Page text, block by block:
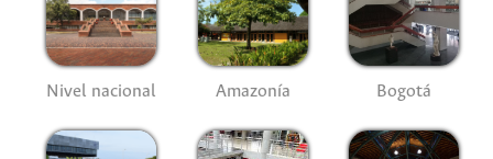
Nivel nacional Amazonía Bogotá